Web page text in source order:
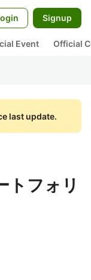
Signup
Event Official
last update.
トフォリ